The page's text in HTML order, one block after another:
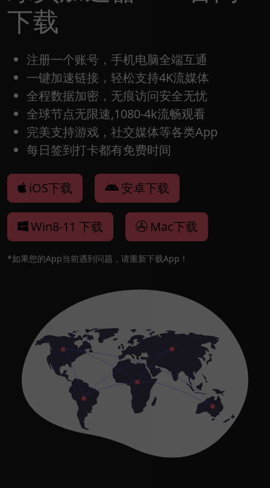
下载
注册一个账号，手机电脑全端互通
一键加速链接，轻松支持4K流媒体
全程数据加密，无痕访问安全无忧
全球节点无限速,1080-4k流畅观看
完美支持游戏，社交媒体等各类App
每日签到打卡都有免费时间
iOS下载 安卓下载
Win8-11 下载 Mac下载
*如果您的App当前遇到问题，请重新下载App！